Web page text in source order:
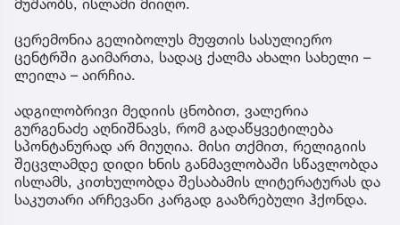
მუშაობს, ისლამი მიიღო.
ცერემონია გელიბოლუს მუფთის სასულიერო
ცენტრში გაიმართა, სადაც ქალმა ახალი სახელი –
ლეილა – აირჩია.
ადგილობრივი მედიის ცნობით, ვალერია
გურგენაძე აღნიშნავს, რომ გადაწყვეტილება
სპონტანურად არ მიუღია. მისი თქმით, რელიგიის
შეცვლამდე დიდი ხნის განმავლობაში სწავლობდა
ისლამს, კითხულობდა შესაბამის ლიტერატურას და
საკუთარი არჩევანი კარგად გააზრებული ჰქონდა.